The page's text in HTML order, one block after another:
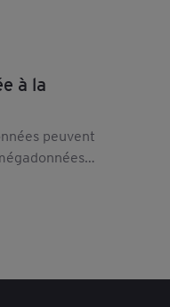
à la
peuvent